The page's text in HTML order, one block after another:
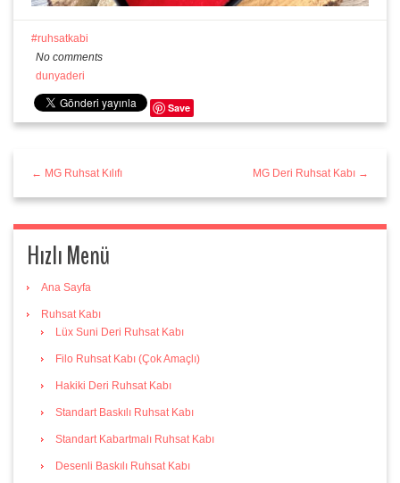
ruhsatkabi
No comments
dunyaderi
Save
← MG Ruhsat Kılıfı MG Deri Ruhsat Kabı →
Hızlı Menü
Ana Sayfa
Ruhsat Kabı
Lüx Suni Deri Ruhsat Kabı
Filo Ruhsat Kabı (Çok Amaçlı)
Hakiki Deri Ruhsat Kabı
Standart Baskılı Ruhsat Kabı
Standart Kabartmalı Ruhsat Kabı
Desenli Baskılı Ruhsat Kabı